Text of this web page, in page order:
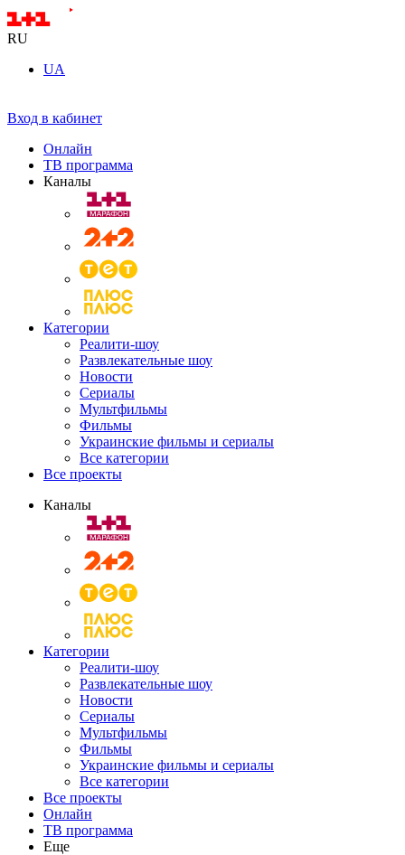
RU
UA
Вход в кабинет
Онлайн
ТВ программа
Каналы
Категории
Реалити-шоу
Развлекательные шоу
Новости
Сериалы
Мультфильмы
Фильмы
Украинские фильмы и сериалы
Все категории
Все проекты
Каналы
Категории
Реалити-шоу
Развлекательные шоу
Новости
Сериалы
Мультфильмы
Фильмы
Украинские фильмы и сериалы
Все категории
Все проекты
Онлайн
ТВ программа
Еще